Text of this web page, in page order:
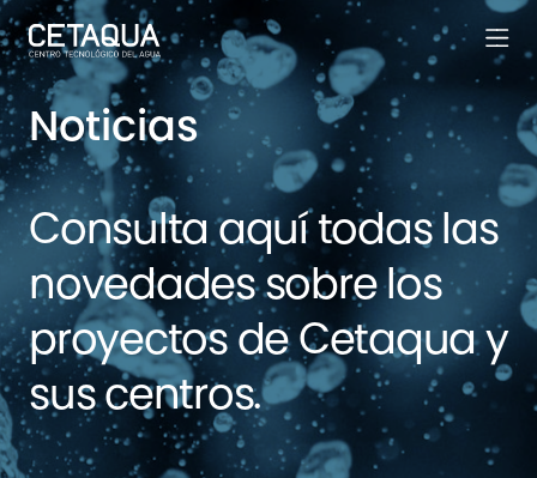
Noticias
Consulta aquí todas las
novedades sobre los
proyectos de Cetaqua y
sus centros.